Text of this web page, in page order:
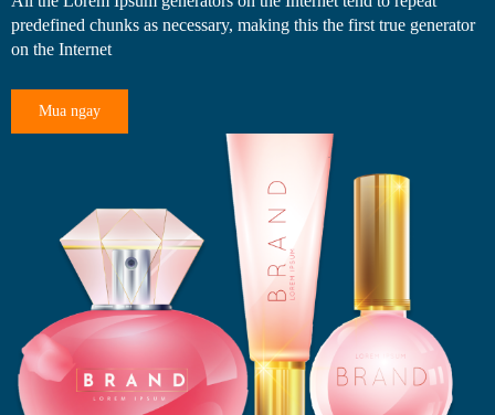
predefined chunks as necessary, making this the first true generator
on the Internet
Mua ngay